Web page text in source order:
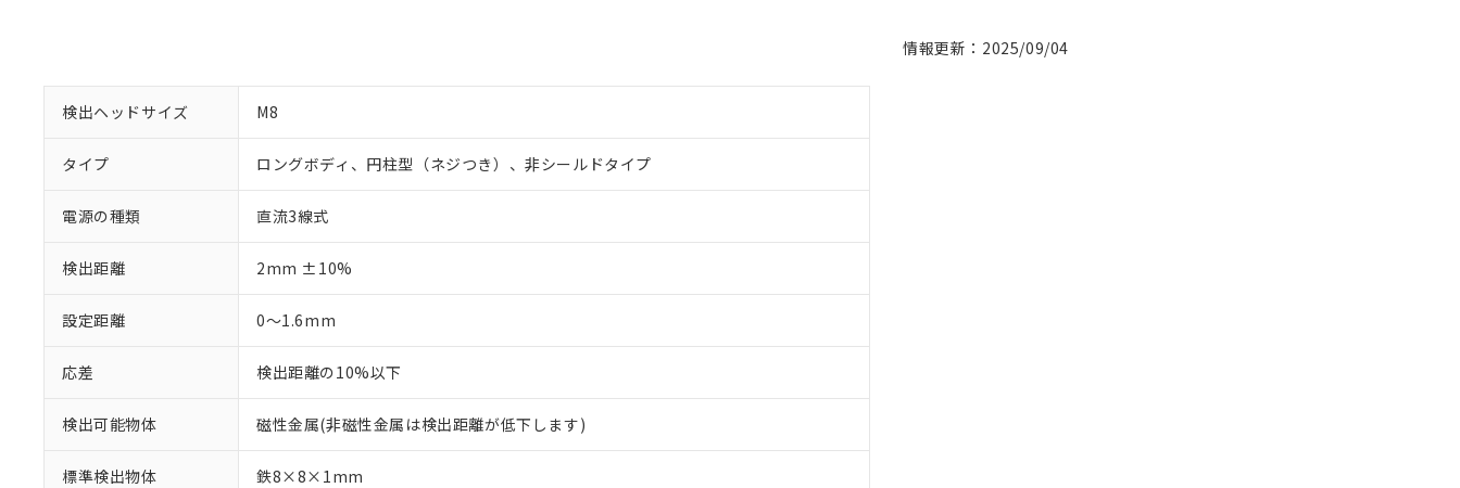
情報更新：2025/09/04
検出ヘッドサイズ M8
タイプ ロングボディ、円柱型（ネジつき）、非シールドタイプ
電源の種類 直流3線式
検出距離 2mm ±10%
設定距離 0～1.6mm
応差 検出距離の10%以下
検出可能物体 磁性金属(非磁性金属は検出距離が低下します)
標準検出物体 鉄8×8×1mm